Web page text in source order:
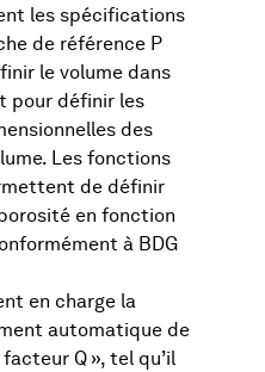
les spécifications
de référence P
le volume dans
pour définir les
des
Les fonctions
de définir
en fonction
à BDG
en charge la
automatique de
facteur Q », tel qu’il